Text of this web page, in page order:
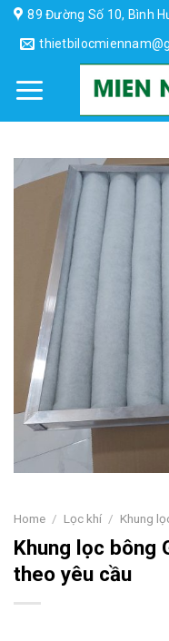
Skip
content
89 Đường Số 10, Bình
Home / Lọc khí / Khung
Khung lọc bông
theo yêu cầu